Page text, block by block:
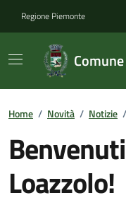
Regione Piemonte
Home / Novità / Notizie /
Loazzolo!